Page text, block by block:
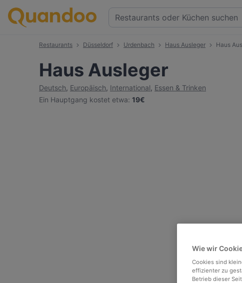
Restaurants Düsseldorf Urdenbach Haus Ausleger Haus
Haus Ausleger
Deutsch, Europäisch, International, Essen & Trinken
Ein Hauptgang kostet etwa: 19€
Wie wir
Cookies sind
effizienter zu
Betrieb dieser